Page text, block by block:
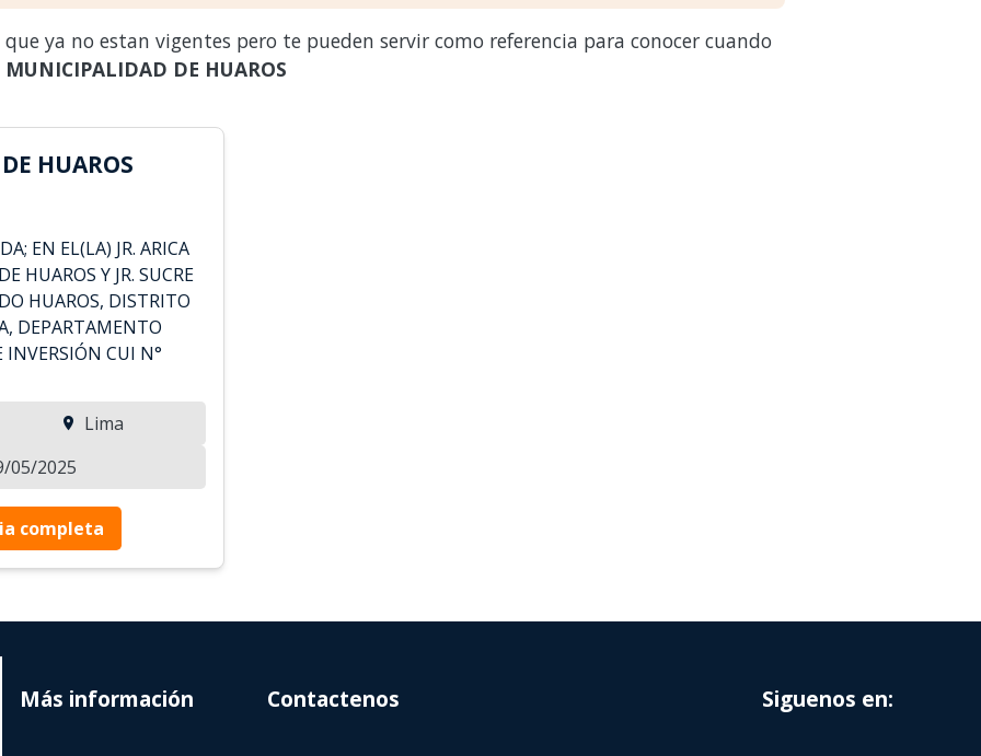
ya no estan vigentes pero te pueden servir como referencia para conocer cuando
MUNICIPALIDAD DE HUAROS
HUAROS
EN EL(LA) JR. ARICA
HUAROS Y JR. SUCRE
HUAROS, DISTRITO
DEPARTAMENTO
INVERSIÓN CUI N°
Lima
05/2025
completa
Más información Contactenos Siguenos en: